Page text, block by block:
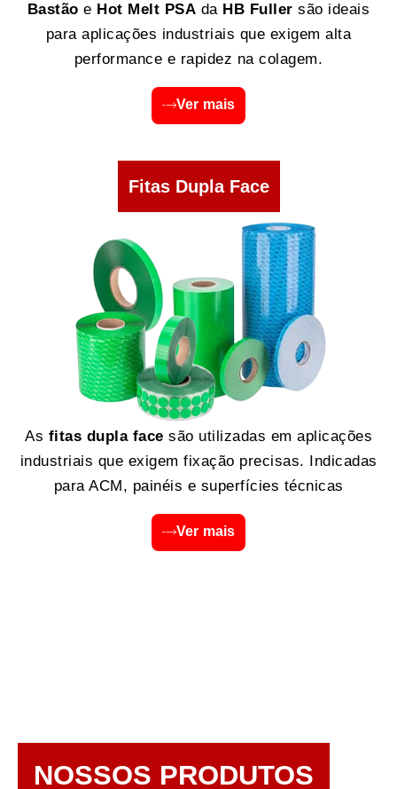
Bastão e Hot Melt PSA da HB Fuller são ideais
para aplicações industriais que exigem alta
performance e rapidez na colagem.
Ver mais
Fitas Dupla Face
As fitas dupla face são utilizadas em aplicações
industriais que exigem fixação precisas. Indicadas
para ACM, painéis e superfícies técnicas
Ver mais
NOSSOS PRODUTOS